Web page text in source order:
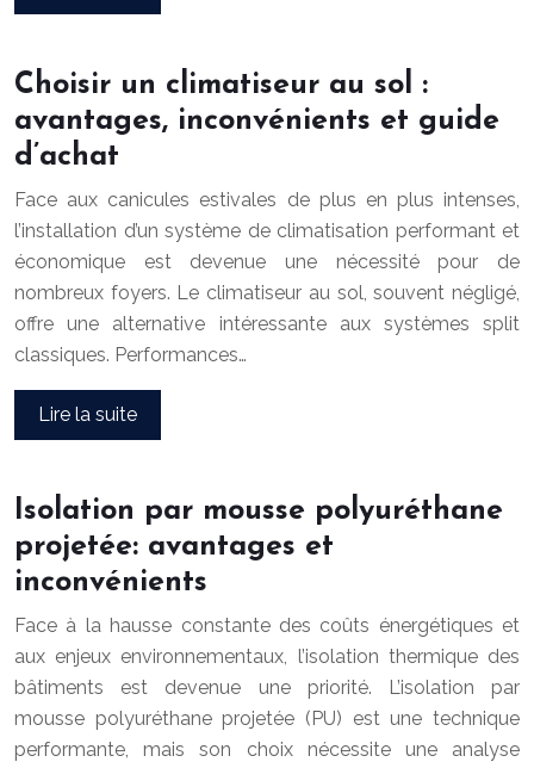
Choisir un climatiseur au sol :
avantages, inconvénients et guide
d’achat
Face aux canicules estivales de plus en plus intenses,
l’installation d’un système de climatisation performant et
économique est devenue une nécessité pour de
nombreux foyers. Le climatiseur au sol, souvent négligé,
offre une alternative intéressante aux systèmes split
classiques. Performances…
Lire la suite
Isolation par mousse polyuréthane
projetée: avantages et
inconvénients
Face à la hausse constante des coûts énergétiques et
aux enjeux environnementaux, l’isolation thermique des
bâtiments est devenue une priorité. L’isolation par
mousse polyuréthane projetée (PU) est une technique
performante, mais son choix nécessite une analyse